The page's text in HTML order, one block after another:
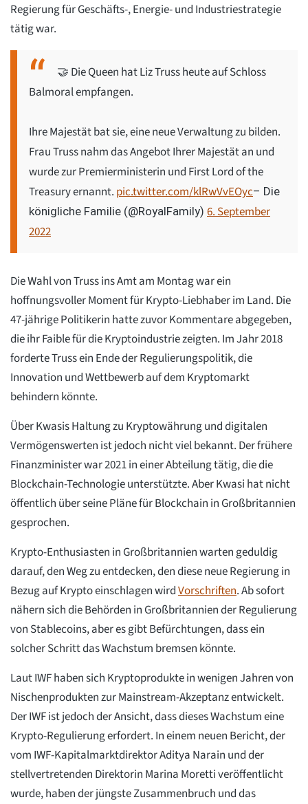
Regierung für Geschäfts-, Energie- und Industriestrategie
tätig war.
🤝 Die Queen hat Liz Truss heute auf Schloss
Balmoral empfangen.
Ihre Majestät bat sie, eine neue Verwaltung zu bilden.
Frau Truss nahm das Angebot Ihrer Majestät an und
wurde zur Premierministerin und First Lord of the
Treasury ernannt. pic.twitter.com/klRwVvEOyc– Die
königliche Familie (@RoyalFamily) 6. September
2022
Die Wahl von Truss ins Amt am Montag war ein
hoffnungsvoller Moment für Krypto-Liebhaber im Land. Die
47-jährige Politikerin hatte zuvor Kommentare abgegeben,
die ihr Faible für die Kryptoindustrie zeigten. Im Jahr 2018
forderte Truss ein Ende der Regulierungspolitik, die
Innovation und Wettbewerb auf dem Kryptomarkt
behindern könnte.
Über Kwasis Haltung zu Kryptowährung und digitalen
Vermögenswerten ist jedoch nicht viel bekannt. Der frühere
Finanzminister war 2021 in einer Abteilung tätig, die die
Blockchain-Technologie unterstützte. Aber Kwasi hat nicht
öffentlich über seine Pläne für Blockchain in Großbritannien
gesprochen.
Krypto-Enthusiasten in Großbritannien warten geduldig
darauf, den Weg zu entdecken, den diese neue Regierung in
Bezug auf Krypto einschlagen wirdVorschriften. Ab sofort
nähern sich die Behörden in Großbritannien der Regulierung
von Stablecoins, aber es gibt Befürchtungen, dass ein
solcher Schritt das Wachstum bremsen könnte.
Laut IWF haben sich Kryptoprodukte in wenigen Jahren von
Nischenprodukten zur Mainstream-Akzeptanz entwickelt.
Der IWF ist jedoch der Ansicht, dass dieses Wachstum eine
Krypto-Regulierung erfordert. In einem neuen Bericht, der
vom IWF-Kapitalmarktdirektor Aditya Narain und der
stellvertretenden Direktorin Marina Moretti veröffentlicht
wurde, haben der jüngste Zusammenbruch und das